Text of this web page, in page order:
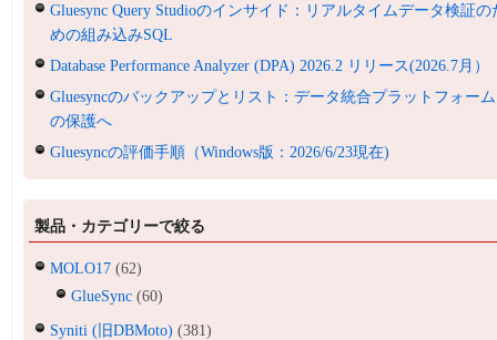
Gluesync Query Studioのインサイド：リアルタイムデータ検証の
めの組み込みSQL
Database Performance Analyzer (DPA) 2026.2 リリース(2026.7月）
Gluesyncのバックアップとリスト：データ統合プラットフォーム
の保護へ
Gluesyncの評価手順（Windows版：2026/6/23現在)
製品・カテゴリーで絞る
MOLO17 (62)
GlueSync (60)
Syniti (旧DBMoto) (381)